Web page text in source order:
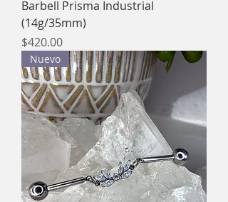
Barbell Prisma Industrial
(14g/35mm)
Precio
$420.00
Nuevo